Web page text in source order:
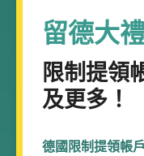
留德大
限制提領
及更多！
德國限制提領帳戶